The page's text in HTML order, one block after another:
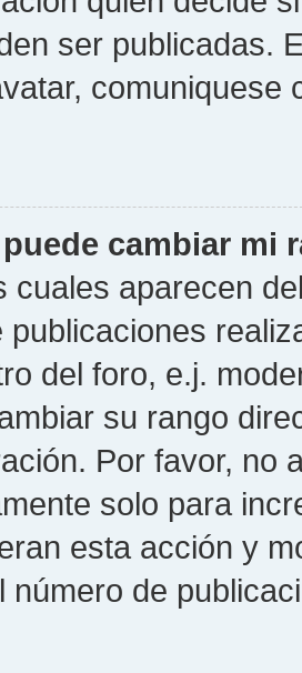
ser publicadas.
comuniquese
cambiar mi
cuales aparecen
publicaciones
del foro, e.j.
su rango
Por favor, no
solo para
esta acción y
número de